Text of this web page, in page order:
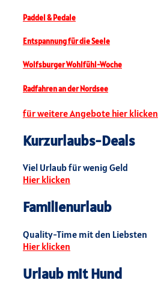
Paddel & Pedale
Entspannung für die Seele
Wolfsburger Wohlfühl-Woche
Radfahren an der Nordsee
für weitere Angebote hier klicken
Kurzurlaubs-Deals
Viel Urlaub für wenig Geld
Hier klicken
Familienurlaub
Quality-Time mit den Liebsten
Hier klicken
Urlaub mit Hund